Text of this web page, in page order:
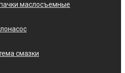
маслосъемные
смазки